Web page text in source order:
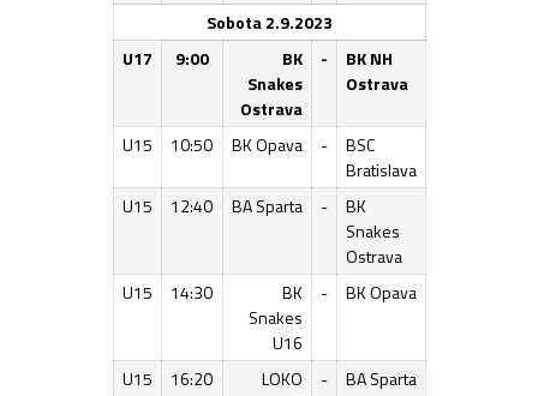
Sobota 2.9.2023
U17
9:00
BK
Snakes
Ostrava
-
BK NH
Ostrava
U15 10:50 BK Opava -
BSC
Bratislava
U15
12:40 BA Sparta -
BK
Snakes
Ostrava
U15
14:30
BK
Snakes
U16
- BK Opava
U15 16:20
LOKO
- BA Sparta